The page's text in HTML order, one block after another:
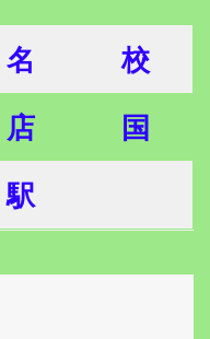
名
校
店
国
駅